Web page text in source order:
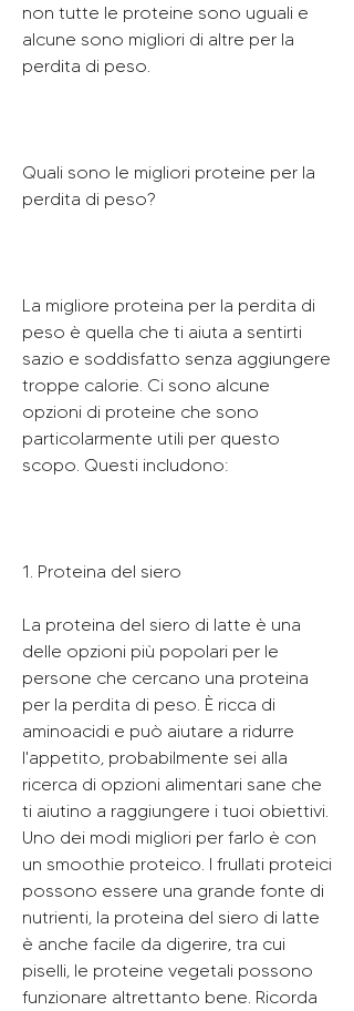
non tutte le proteine sono uguali e
alcune sono migliori di altre per la
perdita di peso.
Quali sono le migliori proteine per la
perdita di peso?
La migliore proteina per la perdita di
peso è quella che ti aiuta a sentirti
sazio e soddisfatto senza aggiungere
troppe calorie. Ci sono alcune
opzioni di proteine che sono
particolarmente utili per questo
scopo. Questi includono:
1. Proteina del siero
La proteina del siero di latte è una
delle opzioni più popolari per le
persone che cercano una proteina
per la perdita di peso. È ricca di
aminoacidi e può aiutare a ridurre
l'appetito, probabilmente sei alla
ricerca di opzioni alimentari sane che
ti aiutino a raggiungere i tuoi obiettivi.
Uno dei modi migliori per farlo è con
un smoothie proteico. I frullati proteici
possono essere una grande fonte di
nutrienti, la proteina del siero di latte
è anche facile da digerire, tra cui
piselli, le proteine vegetali possono
funzionare altrettanto bene. Ricorda